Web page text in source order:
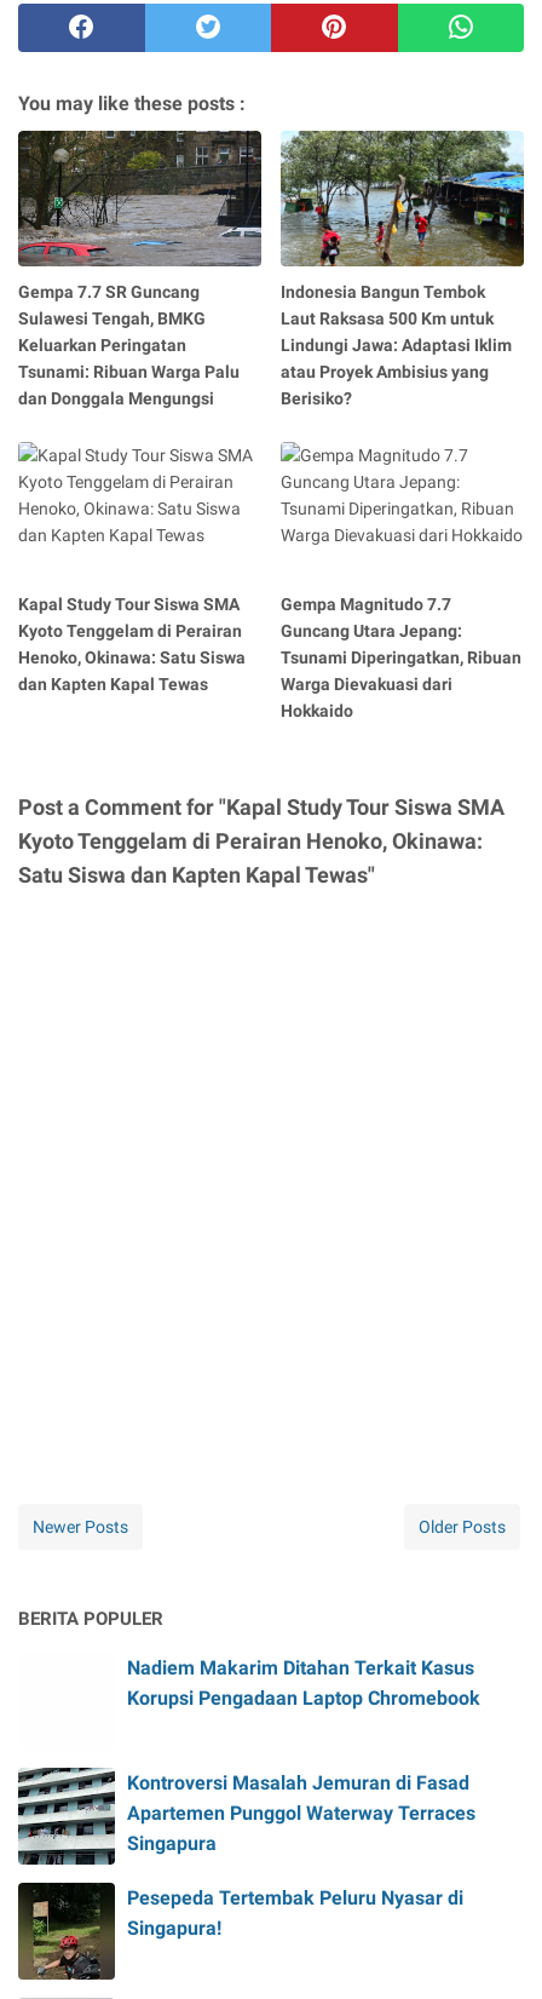
You may like these posts :
Gempa 7.7 SR Guncang
Sulawesi Tengah, BMKG
Keluarkan Peringatan
Tsunami: Ribuan Warga Palu
dan Donggala Mengungsi
Indonesia Bangun Tembok
Laut Raksasa 500 Km untuk
Lindungi Jawa: Adaptasi Iklim
atau Proyek Ambisius yang
Berisiko?
Kapal Study Tour Siswa SMA
Kyoto Tenggelam di Perairan
Henoko, Okinawa: Satu Siswa
dan Kapten Kapal Tewas
Gempa Magnitudo 7.7
Guncang Utara Jepang:
Tsunami Diperingatkan, Ribuan
Warga Dievakuasi dari
Hokkaido
Post a Comment for "Kapal Study Tour Siswa SMA
Kyoto Tenggelam di Perairan Henoko, Okinawa:
Satu Siswa dan Kapten Kapal Tewas"
Newer Posts Older Posts
BERITA POPULER
Nadiem Makarim Ditahan Terkait Kasus
Korupsi Pengadaan Laptop Chromebook
Kontroversi Masalah Jemuran di Fasad
Apartemen Punggol Waterway Terraces
Singapura
Pesepeda Tertembak Peluru Nyasar di
Singapura!